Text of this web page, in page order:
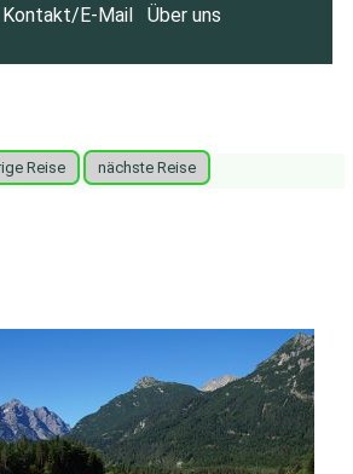
Kontakt/E-Mail Über uns
Reise nächste Reise